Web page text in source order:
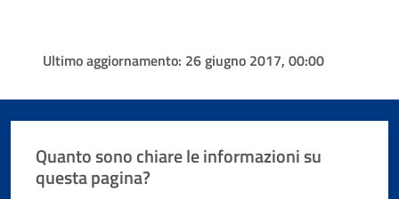
Ultimo aggiornamento: 26 giugno 2017, 00:00
Quanto sono chiare le informazioni su
questa pagina?